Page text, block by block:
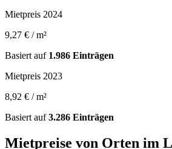
Mietpreis 2024
9,27 € / m²
Basiert auf 1.986 Einträgen
Mietpreis 2023
8,92 € / m²
Basiert auf3.286 Einträgen
Mietpreise von Orten im